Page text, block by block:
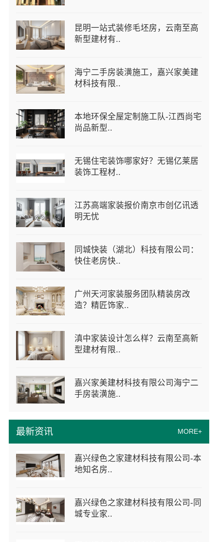
最新资讯 MORE+
嘉兴绿色之家建材科技有限公司-本
地知名房..
嘉兴绿色之家建材科技有限公司-同
城专业家..
昆明一站式装修毛坯房，云南至高
新型建材有..
海宁二手房装潢施工，嘉兴家美建
材科技有限..
本地环保全屋定制施工队-江西尚宅
尚品新型..
无锡住宅装饰哪家好？无锡亿莱居
装饰工程材..
江苏高端家装报价南京市创亿讯透
明无忧
同城快装（湖北）科技有限公司：
快住老房快..
广州天河家装服务团队精装房改
造？精匠饰家..
滇中家装设计怎么样？云南至高新
型建材有限..
嘉兴家美建材科技有限公司海宁二
手房装潢施..